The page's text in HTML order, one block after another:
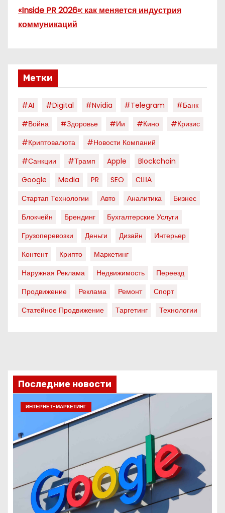
«Inside PR 2026»: как меняется индустрия
коммуникаций
Метки
#AI #digital #nvidia #telegram
#банк
#война
#здоровье #ии #кино
#кризис
#криптовалюта
#новости Компаний
#санкции
#трамп Apple
Blockchain
Google
Media PR SEO
США
Стартап Технологии
Авто Аналитика
Бизнес
Блокчейн
Брендинг
Бухгалтерские Услуги
Грузоперевозки
Деньги Дизайн
Интерьер
Контент
Крипто
Маркетинг
Наружная Реклама
Недвижимость
Переезд
Продвижение
Реклама Ремонт
Спорт
Статейное Продвижение
Таргетинг Технологии
Последние новости
ИНТЕРНЕТ-МАРКЕТИНГ